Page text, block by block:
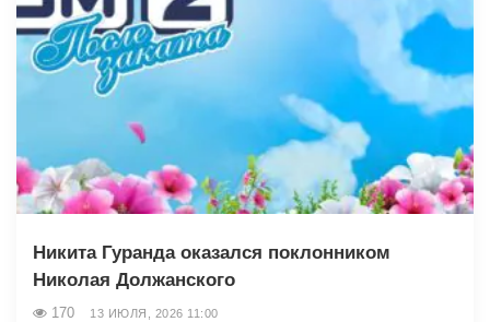
Никита Гуранда оказался поклонником
Николая Должанского
170 13 ИЮЛЯ, 2026 11:00